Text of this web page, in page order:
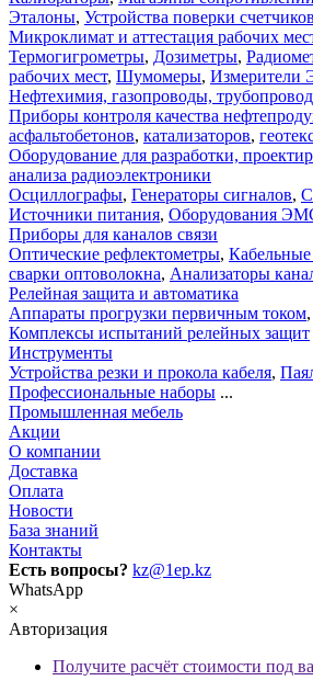
Эталоны, Устройства поверки
Микроклимат и аттестация рабочих
Термогигрометры, Дозиметры,
рабочих мест, Шумомеры,
Нефтехимия, газопроводы,
Приборы контроля качества
асфальтобетонов, катализаторов,
Оборудование для разработки,
анализа радиоэлектроники
Осциллографы, Генераторы сигналов,
Источники питания, Оборудования
Приборы для каналов связи
Оптические рефлектометры, Кабельные
сварки оптоволокна, Анализаторы
Релейная защита и автоматика
Аппараты прогрузки первичным током,
Комплексы испытаний релейных защит
Инструменты
Устройства резки и прокола кабеля,
Профессиональные наборы ...
Промышленная мебель
Акции
О компании
Доставка
Оплата
Новости
База знаний
Контакты
Есть вопросы? kz@1ep.kz
WhatsApp
×
Авторизация
Получите расчёт стоимости под